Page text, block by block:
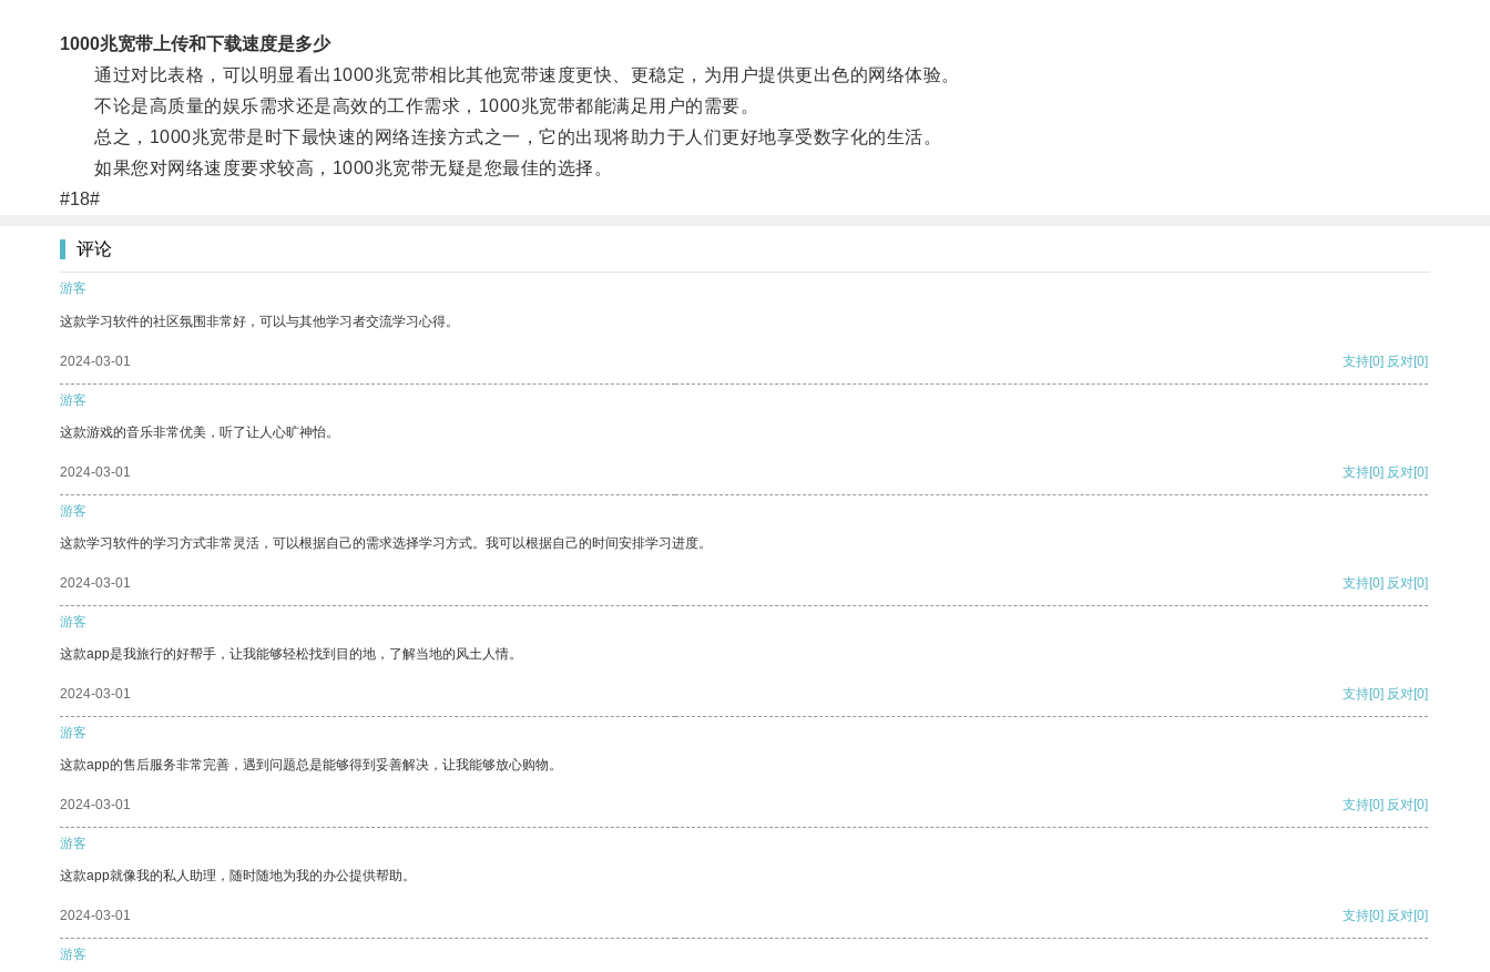
1000兆宽带上传和下载速度是多少
通过对比表格，可以明显看出1000兆宽带相比其他宽带速度更快、更稳定，为用户提供更出色的网络体验。
不论是高质量的娱乐需求还是高效的工作需求，1000兆宽带都能满足用户的需要。
总之，1000兆宽带是时下最快速的网络连接方式之一，它的出现将助力于人们更好地享受数字化的生活。
如果您对网络速度要求较高，1000兆宽带无疑是您最佳的选择。
#18#
评论
游客
这款学习软件的社区氛围非常好，可以与其他学习者交流学习心得。
2024-03-01 支持[0] 反对[0]
游客
这款游戏的音乐非常优美，听了让人心旷神怡。
2024-03-01 支持[0] 反对[0]
游客
这款学习软件的学习方式非常灵活，可以根据自己的需求选择学习方式。我可以根据自己的时间安排学习进度。
2024-03-01 支持[0] 反对[0]
游客
这款app是我旅行的好帮手，让我能够轻松找到目的地，了解当地的风土人情。
2024-03-01 支持[0] 反对[0]
游客
这款app的售后服务非常完善，遇到问题总是能够得到妥善解决，让我能够放心购物。
2024-03-01 支持[0] 反对[0]
游客
这款app就像我的私人助理，随时随地为我的办公提供帮助。
2024-03-01 支持[0] 反对[0]
游客